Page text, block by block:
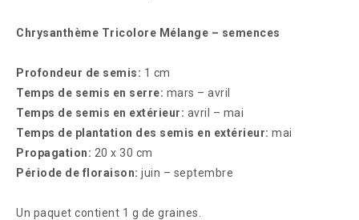
Chrysanthème Tricolore Mélange – semences
Profondeur de semis: 1 cm
Temps de semis en serre: mars – avril
Temps de semis en extérieur: avril – mai
Temps de plantation des semis en extérieur: mai
Propagation: 20 x 30 cm
Période de floraison: juin – septembre
Un paquet contient 1 g de graines.